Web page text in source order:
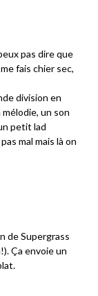
pas dire que
fais chier sec,
division en
un son
petit lad
mal mais là on
de Supergrass
Ça envoie un